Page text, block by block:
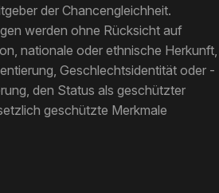
der Chancengleichheit.
werden ohne Rücksicht auf
nationale oder ethnische Herkunft,
Geschlechtsidentität oder -
den Status als geschützter
geschützte Merkmale